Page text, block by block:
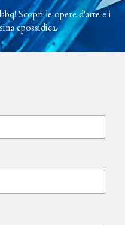
Scopri le opere d'arte e i
epossidica.